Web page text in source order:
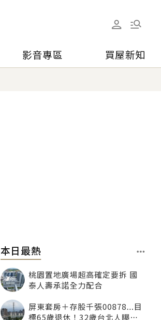
影音專區 買屋新知
本日最熱
桃園置地廣場超高確定要拆 國
泰人壽承諾全力配合
屏東套房＋存股千張00878...目
標65歲退休！32歲台北人曝：